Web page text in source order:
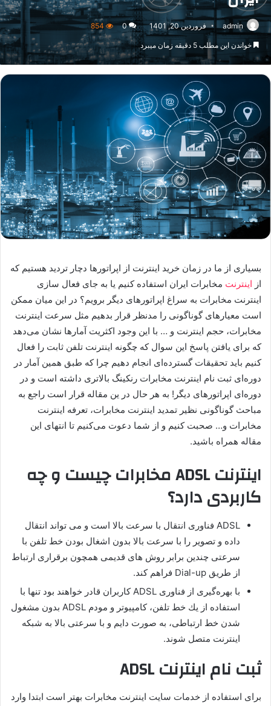
admin فروردین 20, 1401 0
854
خواندن این مطلب 5 دقیقه زمان میبرد
بسیاری از ما در زمان خرید اینترنت از اپراتورها دچار تردید هستیم که
از اینترنت مخابرات ایران استفاده کنیم یا به جای فعال سازی
اینترنت مخابرات به سراغ اپراتورهای دیگر برویم؟ در این میان ممکن
است معیارهای گوناگونی را مدنظر قرار بدهیم مثل سرعت اینترنت
مخابرات، حجم اینترنت و … با این وجود اکثریت آمارها نشان می‌دهد
که برای یافتن پاسخ این سوال که چگونه اینترنت تلفن ثابت را فعال
کنیم باید تحقیقات گسترده‌ای انجام دهیم چرا که طبق همین آمار در
دوره‌ای ثبت نام اینترنت مخابرات رنکینگ بالاتری داشته است و در
دوره‌ای اپراتورهای دیگر! به هر حال در ین مقاله قرار است راجع به
مباحث گوناگونی نظیر تمدید اینترنت مخابرات، تعرفه اینترنت
مخابرات و… صحبت کنیم و از شما دعوت می‌کنیم تا انتهای این
مقاله همراه باشید.
اینترنت ADSL مخابرات چیست و چه
کاربردی دارد؟
ADSL فناوری انتقال با سرعت بالا است و می تواند انتقال
داده و تصویر را با سرعت بالا بدون اشغال بودن خط تلفن با
سرعتی چندین برابر روش های قدیمی همچون برقراری ارتباط
از طریق Dial-up فراهم کند.
با بهره‌گیری از فناوری ADSL كاربران قادر خواهند بود تنها با
استفاده از یك خط تلفن، كامپیوتر و مودم ADSL بدون مشغول
شدن خط ارتباطی، به صورت دایم و با سرعتی بالا به شبکه
اینترنت متصل شوند.
ثبت نام اینترنت ADSL
برای استفاده از خدمات سایت اینترنت مخابرات بهتر است ابتدا وارد